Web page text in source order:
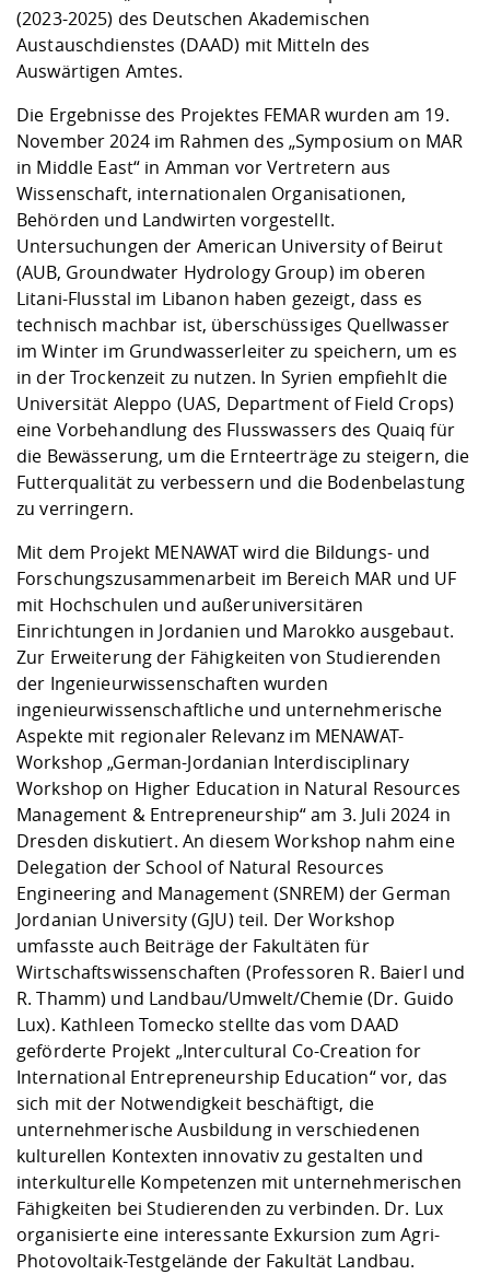
(2023-2025) des Deutschen Akademischen
Austauschdienstes (DAAD) mit Mitteln des
Auswärtigen Amtes.
Die Ergebnisse des Projektes FEMARwurden am 19.
November 2024 im Rahmen des „Symposium on MAR
in Middle East“ in Amman vor Vertretern aus
Wissenschaft, internationalen Organisationen,
Behörden und Landwirten vorgestellt.
Untersuchungen der American University of Beirut
(AUB, Groundwater Hydrology Group) im oberen
Litani-Flusstal im Libanon haben gezeigt, dass es
technisch machbar ist, überschüssiges Quellwasser
im Winter im Grundwasserleiter zu speichern, um es
in der Trockenzeit zu nutzen. In Syrien empfiehlt die
Universität Aleppo (UAS, Department of Field Crops)
eine Vorbehandlung des Flusswassers des Quaiq für
die Bewässerung, um die Ernteerträge zu steigern, die
Futterqualität zu verbessern und die Bodenbelastung
zu verringern.
Mit dem Projekt MENAWAT wird die Bildungs- und
Forschungszusammenarbeit im Bereich MAR und UF
mit Hochschulen und außeruniversitären
Einrichtungen in Jordanien und Marokko ausgebaut.
Zur Erweiterung der Fähigkeiten von Studierenden
der Ingenieurwissenschaften wurden
ingenieurwissenschaftliche und unternehmerische
Aspekte mit regionaler Relevanz im MENAWAT-
Workshop „German-Jordanian Interdisciplinary
Workshop on Higher Education in Natural Resources
Management & Entrepreneurship“ am 3. Juli 2024 in
Dresden diskutiert. An diesem Workshop nahm eine
Delegation der School of Natural Resources
Engineering and Management (SNREM) der German
Jordanian University (GJU) teil. Der Workshop
umfasste auch Beiträge der Fakultäten für
Wirtschaftswissenschaften (Professoren R. Baierl und
R. Thamm) und Landbau/Umwelt/Chemie (Dr. Guido
Lux). Kathleen Tomecko stellte das vom DAAD
geförderte Projekt „Intercultural Co-Creation for
International Entrepreneurship Education“ vor, das
sich mit der Notwendigkeit beschäftigt, die
unternehmerische Ausbildung in verschiedenen
kulturellen Kontexten innovativ zu gestalten und
interkulturelle Kompetenzen mit unternehmerischen
Fähigkeiten bei Studierenden zu verbinden. Dr. Lux
organisierte eine interessante Exkursion zum Agri-
Photovoltaik-Testgelände der Fakultät Landbau.